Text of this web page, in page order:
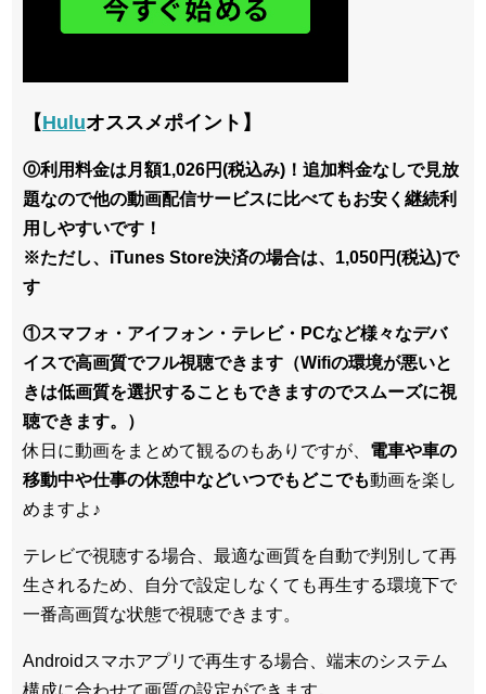
【Huluオススメポイント】
⓪利用料金は月額1,026円(税込み)！追加料金なしで見放
題なので他の動画配信サービスに比べてもお安く継続利
用しやすいです！
※ただし、iTunes Store決済の場合は、1,050円(税込)で
す
①スマフォ・アイフォン・テレビ・PCなど様々なデバ
イスで高画質でフル視聴できます（Wifiの環境が悪いと
きは低画質を選択することもできますのでスムーズに視
聴できます。）
休日に動画をまとめて観るのもありですが、 電車や車の
移動中や仕事の休憩中などいつでもどこでも動画を楽し
めますよ♪
テレビで視聴する場合、最適な画質を自動で判別して再
生されるため、
自分で設定しなくても再生する環境下で
一番高画質な状態で視聴できます。
Androidスマホアプリで再生する場合、端末のシステム